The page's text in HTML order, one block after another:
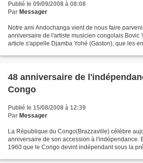
Publié le 09/09/2008 à 08:08
Par Messager
Notre ami Andochanga vient de nous faire
anniversaire de l'artiste musicien congolais Bovic
article s'appelle Djamba Yohé (Gaston), que les
48 anniversaire de
Congo
Publié le 15/08/2008 à 12:39
Par Messager
La République du Congo(Brazzaville) célèbre
anniversaire de son accession à l'indépendance.
1960 que le Congo devint indépendant sous la